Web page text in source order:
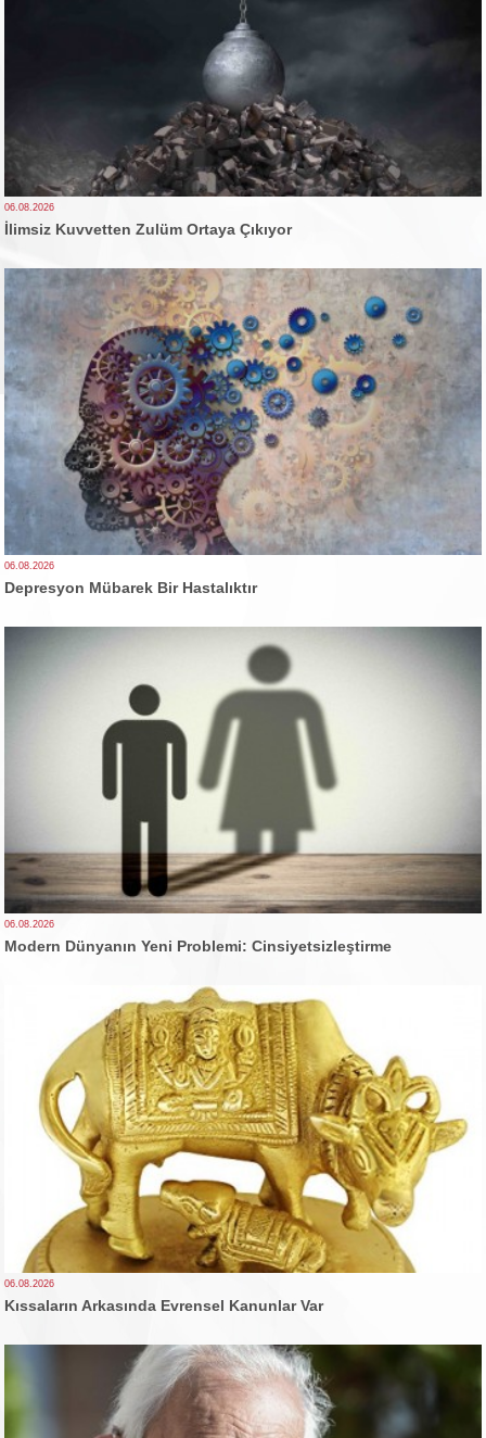
06.08.2026
İlimsiz Kuvvetten Zulüm Ortaya Çıkıyor
06.08.2026
Depresyon Mübarek Bir Hastalıktır
06.08.2026
Modern Dünyanın Yeni Problemi: Cinsiyetsizleştirme
06.08.2026
Kıssaların Arkasında Evrensel Kanunlar Var